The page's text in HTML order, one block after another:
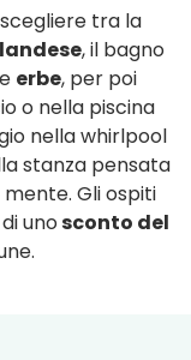
tra la
, il bagno
erbe, per poi
o nella piscina
nella whirlpool
stanza pensata
Gli ospiti
unosconto del